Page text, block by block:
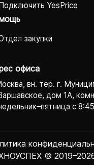
YesPrice
закупки
офиса
вн. тер. г.
дом 1А,
с
©